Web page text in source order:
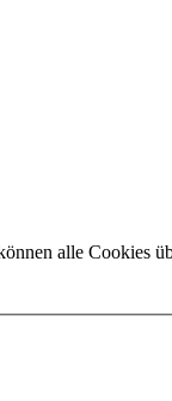
alle Cookies